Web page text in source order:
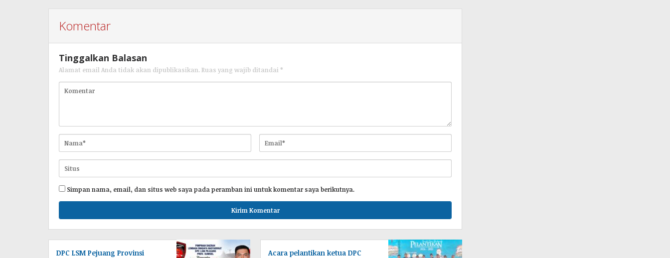
Komentar
Tinggalkan Balasan
Alamat email Anda tidak akan dipublikasikan. Ruas yang wajib ditandai *
Simpan nama, email, dan situs web saya pada peramban ini untuk komentar saya berikutnya.
DPC LSM Pejuang Provinsi Acara pelantikan ketua DPC